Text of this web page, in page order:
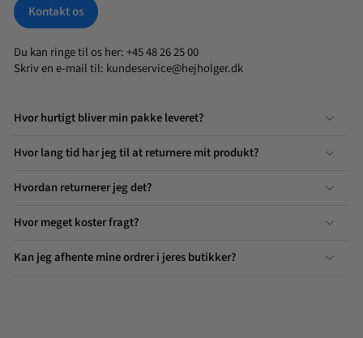
Kontakt os
Du kan ringe til os her: +45 48 26 25 00
Skriv en e-mail til: kundeservice@hejholger.dk
Hvor hurtigt bliver min pakke leveret?
Hvor lang tid har jeg til at returnere mit produkt?
Hvordan returnerer jeg det?
Hvor meget koster fragt?
Kan jeg afhente mine ordrer i jeres butikker?